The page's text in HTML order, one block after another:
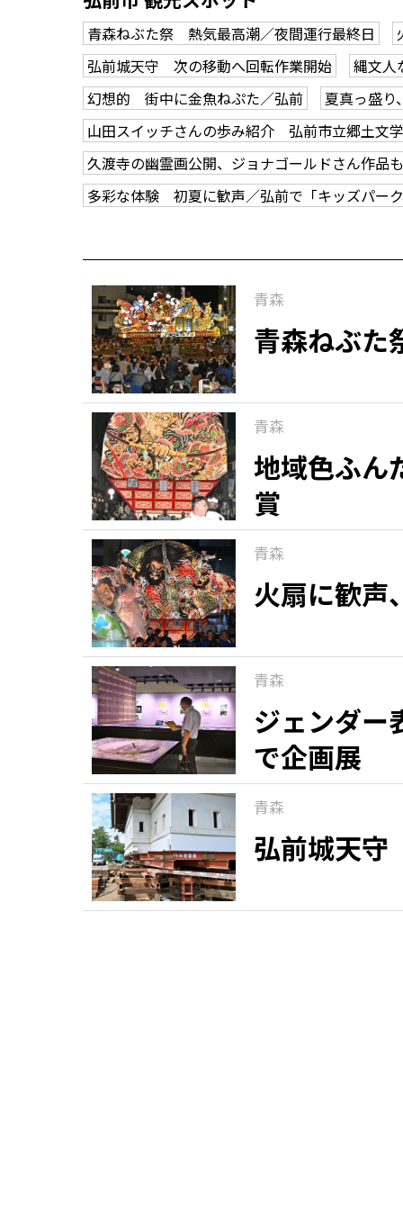
青森ねぶた祭 熱気最高潮／夜間運行最終日
弘前城天守 次の移動へ回転作業開始
縄文人
幻想的 街中に金魚ねぷた／弘前
夏真っ盛り
山田スイッチさんの歩み紹介 弘前市立郷土文
久渡寺の幽霊画公開、ジョナゴールドさん作品も
多彩な体験 初夏に歓声／弘前で「キッズパーク
青森
青森ねぶ
青森
地域色ふ
賞
青森
火扇に歓声
青森
ジェンダ
で企画展
青森
弘前城天